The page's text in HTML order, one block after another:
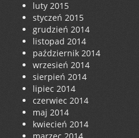
luty 2015
styczeń 2015
grudzień 2014
listopad 2014
październik 2014
wrzesień 2014
sierpień 2014
lipiec 2014
czerwiec 2014
maj 2014
kwiecień 2014